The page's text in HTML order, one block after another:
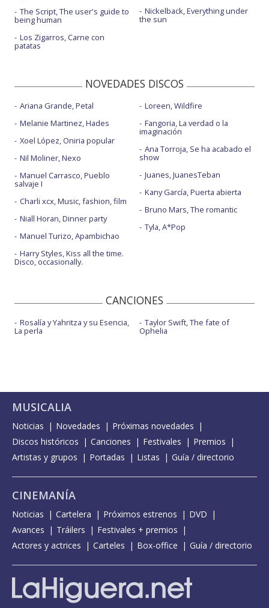
The Script, The user's guide to
being human
Los Zigarros, Carne con
patatas
Nickelback, Everything under
the sun
NOVEDADES DISCOS
Ariana Grande, Petal
Melanie Martinez, Hades
Xoel López, Oniria popular
Nil Moliner, Nexo
Manuel Carrasco, Pueblo
salvaje I
Charli xcx, Music, fashion, film
Niall Horan, Dinner party
Manuel Turizo, Apambichao
Harry Styles, Kiss all the time.
Disco, occasionally.
Loreen, Wildfire
Fangoria, La verdad o la
imaginación
Ana Torroja, Se ha acabado el
show
Juanes, JuanesTeban
Kany García, Puerta abierta
Bruno Mars, The romantic
Tyla, A*Pop
CANCIONES
Rosalía y Yahritza y su Esencia,
La perla
Taylor Swift, The fate of
Ophelia
MUSICALIA
Noticias Novedades
Próximas novedades
Discos históricos
Canciones Festivales
Premios
Artistas y grupos
Portadas Listas Guía / directorio
CINEMANÍA
Noticias Cartelera Próximos estrenos
DVD
Avances
Tráilers
Festivales + premios
Actores y actrices
Carteles Box-office Guía / directorio